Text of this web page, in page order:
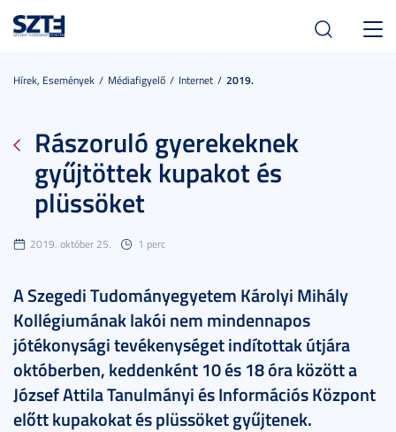
Hírek, Események Médiafigyelő Internet 2019.
Rászoruló gyerekeknek
gyűjtöttek kupakot és
plüssöket
2019. október 25. 1 perc
A Szegedi Tudományegyetem Károlyi Mihály
Kollégiumának lakói nem mindennapos
jótékonysági tevékenységet indítottak útjára
októberben, keddenként 10 és 18 óra között a
József Attila Tanulmányi és Információs Központ
előtt kupakokat és plüssöket gyűjtenek.